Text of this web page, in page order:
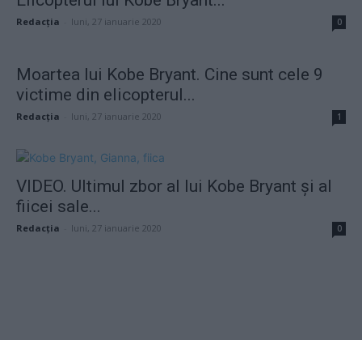
Redacţia luni, 27 ianuarie 2020 0
Moartea lui Kobe Bryant. Cine sunt cele 9
victime din elicopterul...
Redacţia luni, 27 ianuarie 2020 1
VIDEO. Ultimul zbor al lui Kobe Bryant și al
fiicei sale...
Redacţia luni, 27 ianuarie 2020 0